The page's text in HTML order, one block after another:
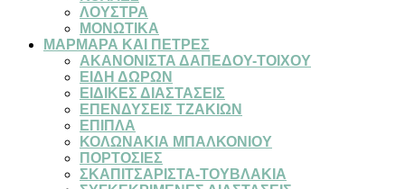
ΛΟΥΣΤΡΑ
ΜΟΝΩΤΙΚΑ
ΜΑΡΜΑΡΑ ΚΑΙ ΠΕΤΡΕΣ
ΑΚΑΝΟΝΙΣΤΑ ΔΑΠΕΔΟΥ-ΤΟΙΧΟΥ
ΕΙΔΗ ΔΩΡΩΝ
ΕΙΔΙΚΕΣ ΔΙΑΣΤΑΣΕΙΣ
ΕΠΕΝΔΥΣΕΙΣ ΤΖΑΚΙΩΝ
ΕΠΙΠΛΑ
ΚΟΛΩΝΑΚΙΑ ΜΠΑΛΚΟΝΙΟΥ
ΠΟΡΤΟΣΙΕΣ
ΣΚΑΠΙΤΣΑΡΙΣΤΑ-ΤΟΥΒΛΑΚΙΑ